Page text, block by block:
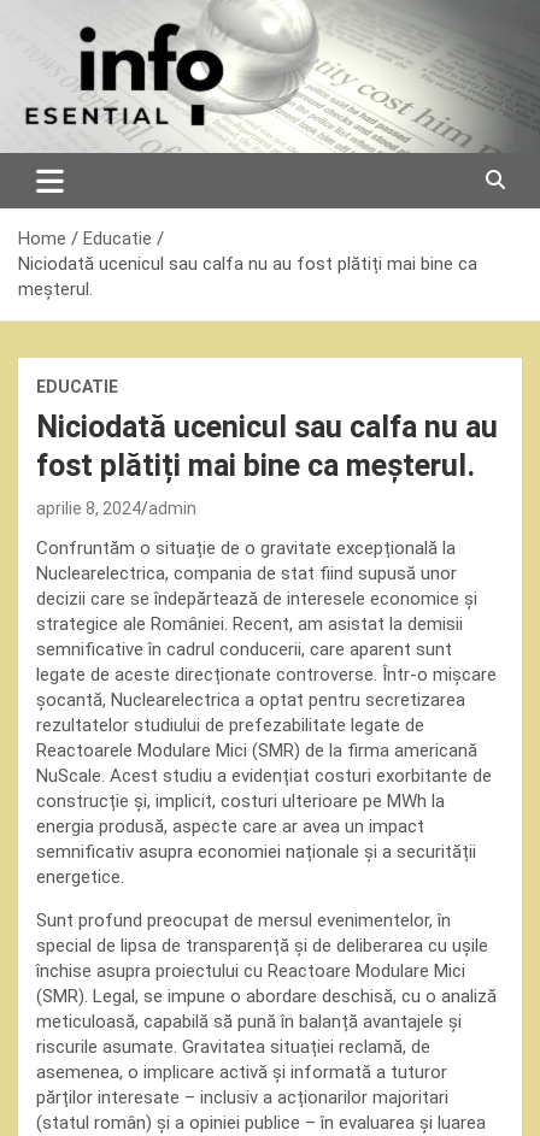
Home
Educatie
Niciodată ucenicul sau calfa nu au fost plătiți mai bine ca
meșterul.
EDUCATIE
Niciodată ucenicul sau calfa nu au
fost plătiți mai bine ca meșterul.
aprilie 8, 2024 admin
Confruntăm o situație de o gravitate excepțională la
Nuclearelectrica, compania de stat fiind supusă unor
decizii care se îndepărtează de interesele economice și
strategice ale României. Recent, am asistat la demisii
semnificative în cadrul conducerii, care aparent sunt
legate de aceste direcționate controverse. Într-o mișcare
șocantă, Nuclearelectrica a optat pentru secretizarea
rezultatelor studiului de prefezabilitate legate de
Reactoarele Modulare Mici (SMR) de la firma americană
NuScale. Acest studiu a evidențiat costuri exorbitante de
construcție și, implicit, costuri ulterioare pe MWh la
energia produsă, aspecte care ar avea un impact
semnificativ asupra economiei naționale și a securității
energetice.
Sunt profund preocupat de mersul evenimentelor, în
special de lipsa de transparență și de deliberarea cu ușile
închise asupra proiectului cu Reactoare Modulare Mici
(SMR). Legal, se impune o abordare deschisă, cu o analiză
meticuloasă, capabilă să pună în balanță avantajele și
riscurile asumate. Gravitatea situației reclamă, de
asemenea, o implicare activă și informată a tuturor
părților interesate – inclusiv a acționarilor majoritari
(statul român) și a opiniei publice – în evaluarea și luarea